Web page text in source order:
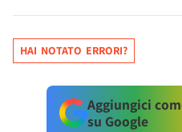
HAI NOTATO ERRORI?
Aggiungici
su Google